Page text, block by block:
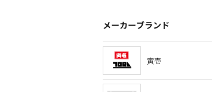
メーカーブランド
寅壱